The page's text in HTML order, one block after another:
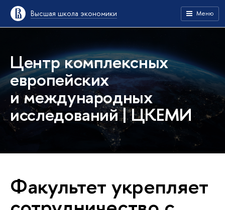
Высшая школа экономики Меню
Центр комплексных
европейских
и международных
исследований | ЦКЕМИ
Факультет укрепляет